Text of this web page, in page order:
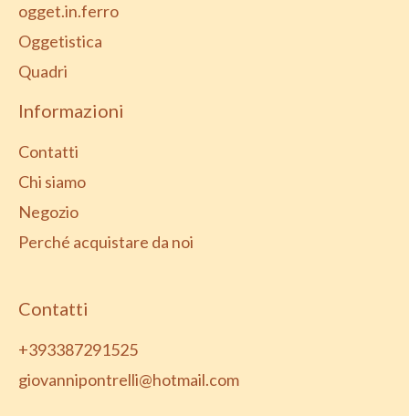
ogget.in.ferro
Oggetistica
Quadri
Informazioni
Contatti
Chi siamo
Negozio
Perché acquistare da noi
Contatti
+393387291525
giovannipontrelli@hotmail.com